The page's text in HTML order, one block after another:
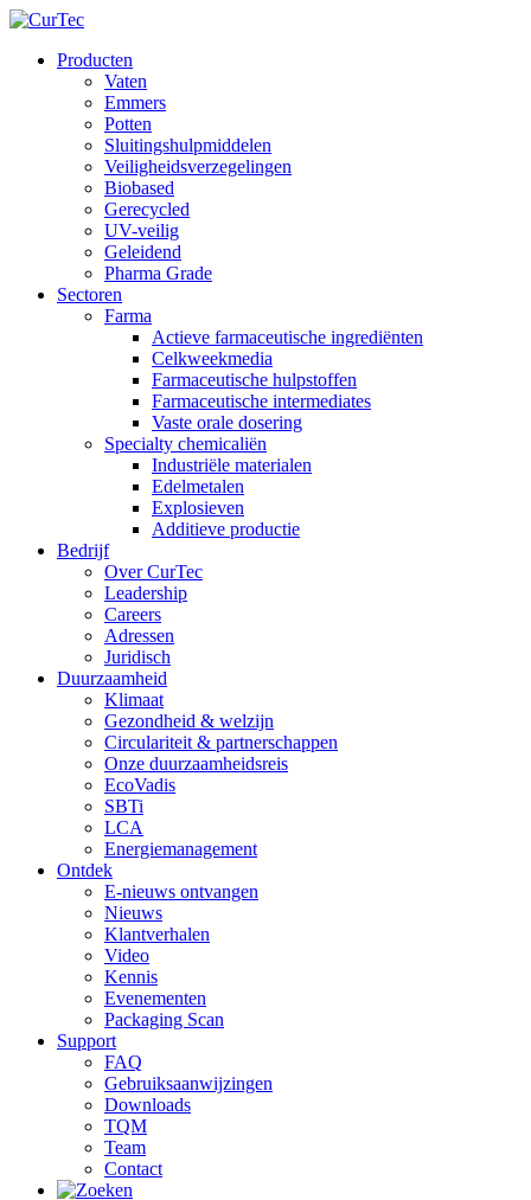
Producten
Vaten
Emmers
Potten
Sluitingshulpmiddelen
Veiligheidsverzegelingen
Biobased
Gerecycled
UV-veilig
Geleidend
Pharma Grade
Sectoren
Farma
Actieve farmaceutische ingrediënten
Celkweekmedia
Farmaceutische hulpstoffen
Farmaceutische intermediates
Vaste orale dosering
Specialty chemicaliën
Industriële materialen
Edelmetalen
Explosieven
Additieve productie
Bedrijf
Over CurTec
Leadership
Careers
Adressen
Juridisch
Duurzaamheid
Klimaat
Gezondheid & welzijn
Circulariteit & partnerschappen
Onze duurzaamheidsreis
EcoVadis
SBTi
LCA
Energiemanagement
Ontdek
E-nieuws ontvangen
Nieuws
Klantverhalen
Video
Kennis
Evenementen
Packaging Scan
Support
FAQ
Gebruiksaanwijzingen
Downloads
TQM
Team
Contact